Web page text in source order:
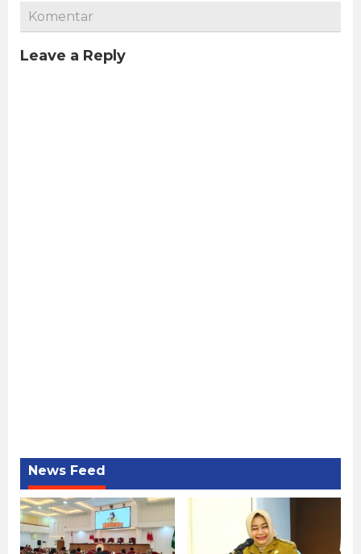
Komentar
Leave a Reply
News Feed